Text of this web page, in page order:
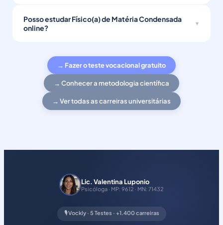
Posso estudar Físico(a) de Matéria Condensada
online?
→ Fazer o teste vocacional gratuito
→ Conhecer a metodologia científica
→ Ver todas as carreiras universitárias
Lic. Valentina Luponio
Psicóloga · MP: 9612 · MN: 71432
🎙️ Vockly · 5 Testes · +1.400 carreiras